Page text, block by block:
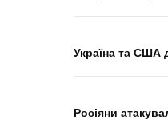
Україна та США
Росіяни